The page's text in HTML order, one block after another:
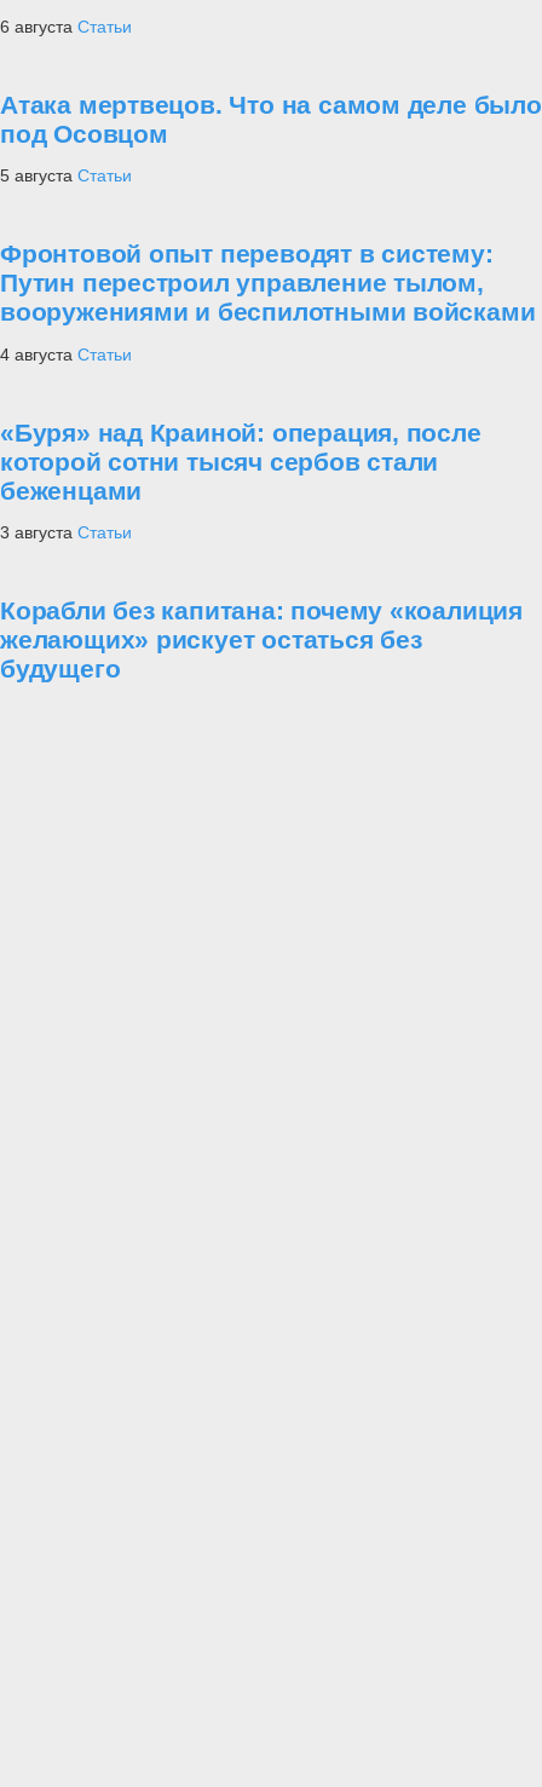
6 августа Статьи
Атака мертвецов. Что на самом деле было
под Осовцом
5 августа Статьи
Фронтовой опыт переводят в систему:
Путин перестроил управление тылом,
вооружениями и беспилотными войсками
4 августа Статьи
«Буря» над Краиной: операция, после
которой сотни тысяч сербов стали
беженцами
3 августа Статьи
Корабли без капитана: почему «коалиция
желающих» рискует остаться без
будущего